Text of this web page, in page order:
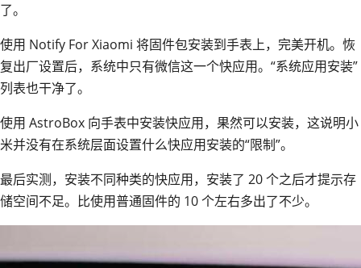
了。
使用 Notify For Xiaomi 将固件包安装到手表上，完美开机。恢
复出厂设置后，系统中只有微信这一个快应用。“系统应用安装”
列表也干净了。
使用 AstroBox 向手表中安装快应用，果然可以安装，这说明小
米并没有在系统层面设置什么快应用安装的“限制”。
最后实测，安装不同种类的快应用，安装了 20 个之后才提示存
储空间不足。比使用普通固件的 10 个左右多出了不少。